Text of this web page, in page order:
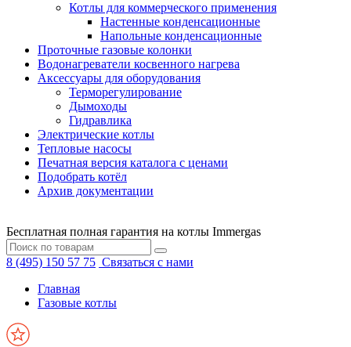
Котлы для коммерческого применения
Настенные конденсационные
Напольные конденсационные
Проточные газовые колонки
Водонагреватели косвенного нагрева
Аксессуары для оборудования
Терморегулирование
Дымоходы
Гидравлика
Электрические котлы
Тепловые насосы
Печатная версия каталога с ценами
Подобрать котёл
Архив документации
Бесплатная полная гарантия на котлы Immergas
8 (495) 150 57 75 Связаться с нами
Главная
Газовые котлы